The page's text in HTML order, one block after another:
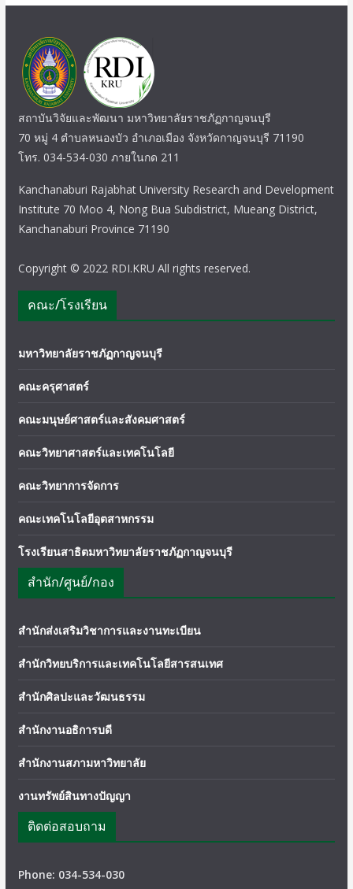
สถาบันวิจัยและพัฒนา มหาวิทยาลัยราชภัฏกาญจนบุรี
70 หมู่ 4 ตำบลหนองบัว อำเภอเมือง จังหวัดกาญจนบุรี 71190
โทร. 034-534-030 ภายในกด 211
Kanchanaburi Rajabhat University Research and Development
Institute 70 Moo 4, Nong Bua Subdistrict, Mueang District,
Kanchanaburi Province 71190
Copyright © 2022 RDI.KRU All rights reserved.
คณะ/โรงเรียน
มหาวิทยาลัยราชภัฏกาญจนบุรี
คณะครุศาสตร์
คณะมนุษย์ศาสตร์และสังคมศาสตร์
คณะวิทยาศาสตร์และเทคโนโลยี
คณะวิทยาการจัดการ
คณะเทคโนโลยีอุตสาหกรรม
โรงเรียนสาธิตมหาวิทยาลัยราชภัฏกาญจนบุรี
สำนัก/ศูนย์/กอง
สำนักส่งเสริมวิชาการและงานทะเบียน
สำนักวิทยบริการและเทคโนโลยีสารสนเทศ
สำนักศิลปะและวัฒนธรรม
สำนักงานอธิการบดี
สำนักงานสภามหาวิทยาลัย
งานทรัพย์สินทางปัญญา
ติดต่อสอบถาม
Phone: 034-534-030